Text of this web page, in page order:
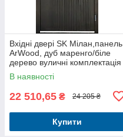
Вхідні двері SK Мілан,панель
ArWood, дуб маренго/біле
дерево вуличні комплектація
Еталон+Терморозрив
В наявності
22 510,65 ₴ 24 205 ₴
Купити